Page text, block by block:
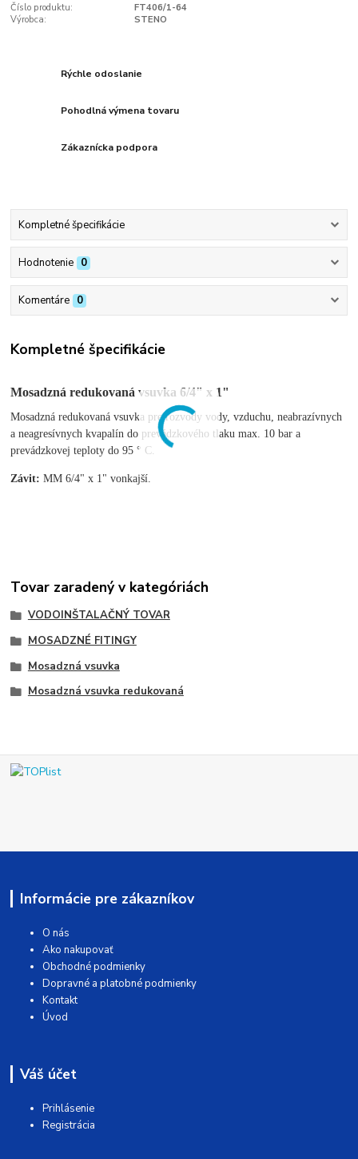
Číslo produktu:
FT406/1-64
Výrobca:
STENO
Rýchle odoslanie
Pohodlná výmena tovaru
Zákaznícka podpora
Kompletné špecifikácie
Hodnotenie 0
Komentáre 0
Kompletné špecifikácie
Mosadzná redukovaná vsuvka 6/4" x 1"
Mosadzná redukovaná vsuvka pre rozvody vody, vzduchu, neabrazívnych
a neagresívnych kvapalín do prevádzkového tlaku max. 10 bar a
prevádzkovej teploty do 95 ° C.
Závit: MM 6/4" x 1" vonkajší.
Tovar zaradený v kategóriách
VODOINŠTALAČNÝ TOVAR
MOSADZNÉ FITINGY
Mosadzná vsuvka
Mosadzná vsuvka redukovaná
Informácie pre zákazníkov
O nás
Ako nakupovať
Obchodné podmienky
Dopravné a platobné podmienky
Kontakt
Úvod
Váš účet
Prihlásenie
Registrácia